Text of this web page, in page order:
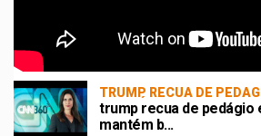
TRUMP RECUA DE
MANTÉM BLOQUEIO | CNN
trump recua de pedágio
mantém b...